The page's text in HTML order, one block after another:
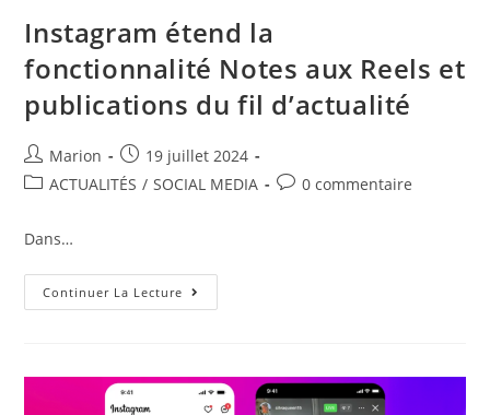
Instagram étend la
fonctionnalité Notes aux Reels et
publications du fil d’actualité
Marion
19 juillet 2024
ACTUALITÉS / SOCIAL MEDIA 0 commentaire
Dans…
Continuer La Lecture